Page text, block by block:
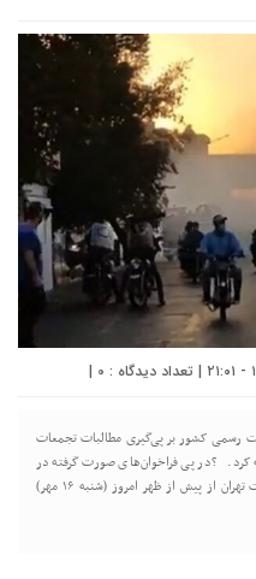
0
|
رسمی کشور بر پی‌گیری مطالبات تجمعات
کرد. ?در پی فراخوان‌های صورت گرفته در
فضای مجازی مبنی بر برگزاری تجمعاتی در محلات تهران از پیش از ظهر امروز (شنبه ۱۶ مهر)